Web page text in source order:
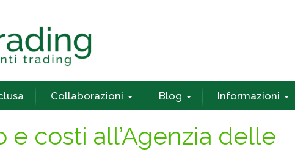
Collaborazioni Blog Informazioni
e costi all’Agenzia delle